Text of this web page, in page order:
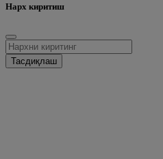
Нарх киритиш
Тасдиқлаш